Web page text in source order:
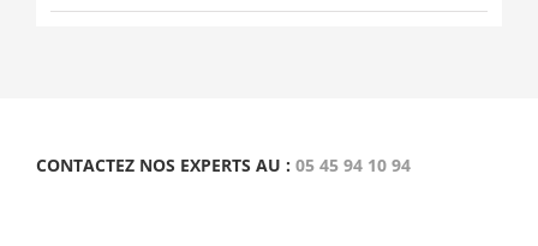
CONTACTEZ NOS EXPERTS AU : 05 45 94 10 94